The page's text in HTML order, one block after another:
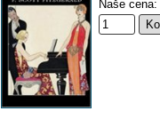
Naše cena: